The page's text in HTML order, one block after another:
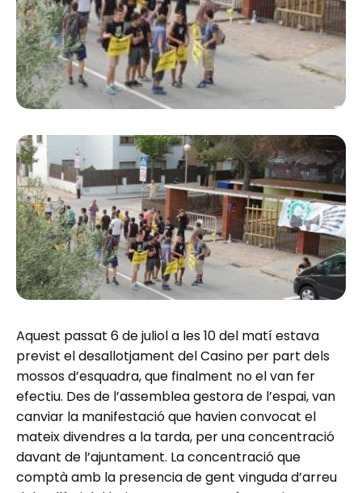
Aquest passat 6 de juliol a les 10 del matí estava
previst el desallotjament del Casino per part dels
mossos d’esquadra, que finalment no el van fer
efectiu. Des de l’assemblea gestora de l’espai, van
canviar la manifestació que havien convocat el
mateix divendres a la tarda, per una concentració
davant de l’ajuntament. La concentració que
comptà amb la presencia de gent vinguda d’arreu